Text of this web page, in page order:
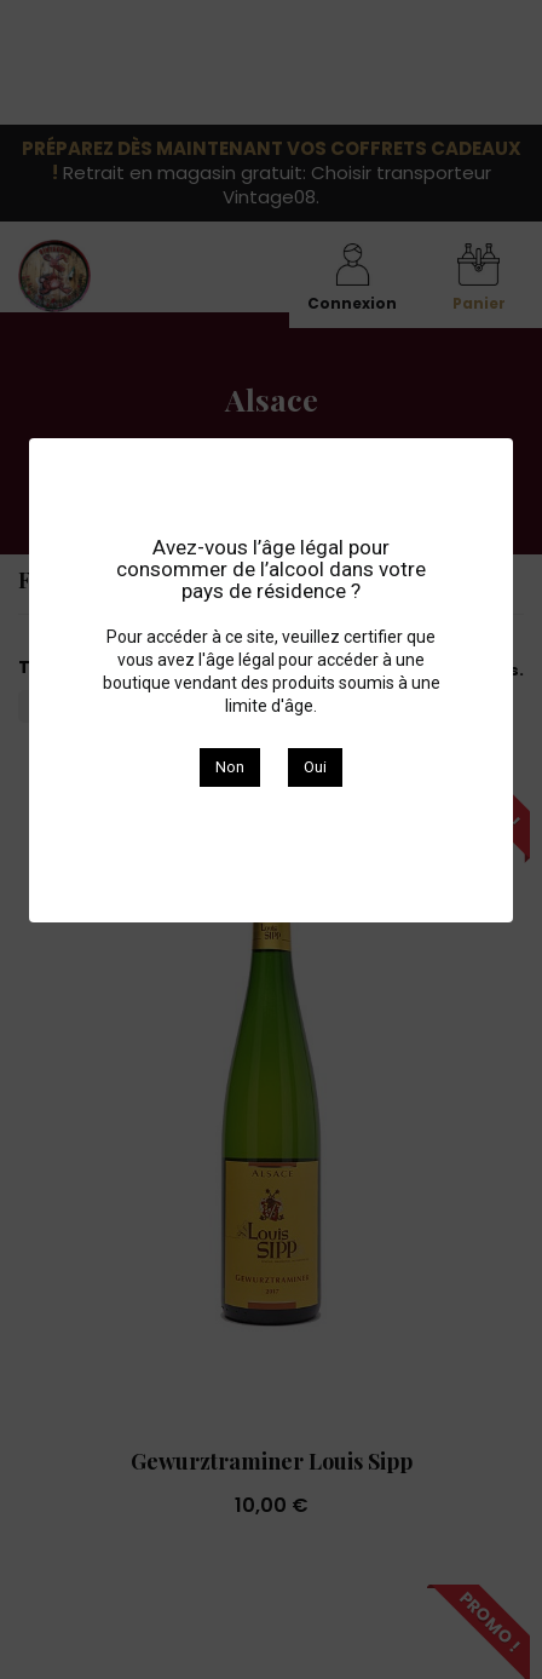
Avez-vous l’âge légal pour
consommer de l’alcool dans votre
pays de résidence ?
Pour accéder à ce site, veuillez certifier que
vous avez l'âge légal pour accéder à une
boutique vendant des produits soumis à une
limite d'âge.
Non Oui
PRÉPAREZ DÈS MAINTENANT VOS COFFRETS CADEAUX
! Retrait en magasin gratuit: Choisir transporteur
Vintage08.
Connexion Panier
Alsace
Filtres
Tri Il y a 2 produits.
PROMO !
Gewurztraminer Louis Sipp
10,00 €
PROMO !